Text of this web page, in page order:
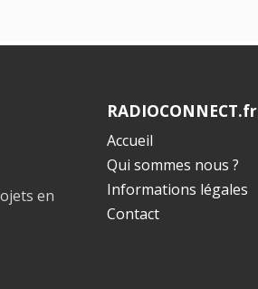
en
RADIOCONNECT.fr
Accueil
Qui sommes nous ?
Informations légales
Contact